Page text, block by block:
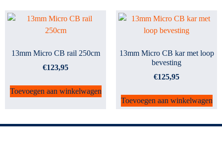
13mm Micro CB rail 250cm
€123,95
Toevoegen aan winkelwagen
13mm Micro CB kar met loop
bevesting
€125,95
Toevoegen aan winkelwagen